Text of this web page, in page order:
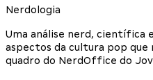
Nerdologia
Uma análise nerd, científica
aspectos da cultura pop que
quadro do NerdOffice do